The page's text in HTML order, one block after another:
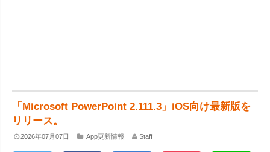
「Microsoft PowerPoint 2.111.3」iOS向け最新版を
リリース。
2026年07月07日 App更新情報 Staff